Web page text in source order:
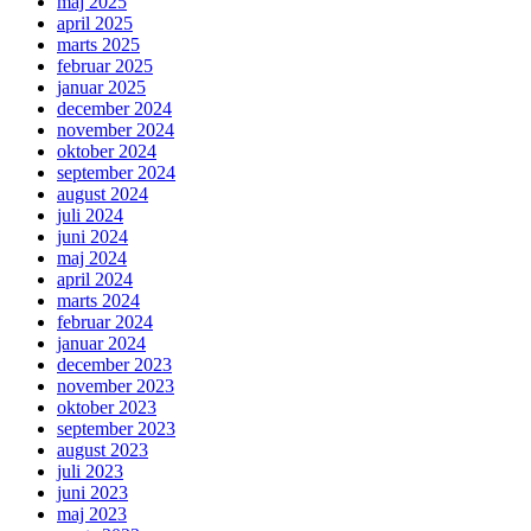
april 2025
marts 2025
februar 2025
januar 2025
december 2024
november 2024
oktober 2024
september 2024
august 2024
juli 2024
juni 2024
maj 2024
april 2024
marts 2024
februar 2024
januar 2024
december 2023
november 2023
oktober 2023
september 2023
august 2023
juli 2023
juni 2023
maj 2023